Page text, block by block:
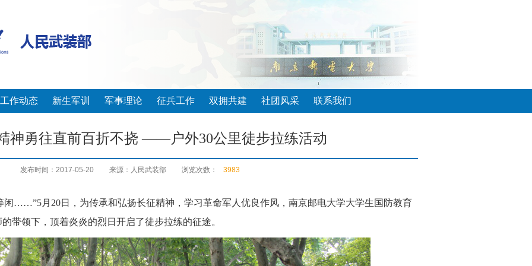
工作动态 新生军训 军事理论 征兵工作 双拥共建 社团风采 联系我们
神勇往直前百折不挠 ——户外30公里徒步拉练活动
发布时间：2017-05-20 来源：人民武装部 浏览次数： 3983
闲……”5月20日，为传承和弘扬长征精神， 学习革命军人 优良作风， 南京邮电大学大学生国防教育
带领下，顶着炎炎的烈日 开启了徒步拉练的征途。